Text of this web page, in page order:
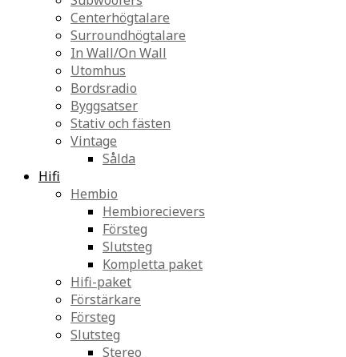
Centerhögtalare
Surroundhögtalare
In Wall/On Wall
Utomhus
Bordsradio
Byggsatser
Stativ och fästen
Vintage
Sålda
Hifi
Hembio
Hembiorecievers
Försteg
Slutsteg
Kompletta paket
Hifi-paket
Förstärkare
Försteg
Slutsteg
Stereo